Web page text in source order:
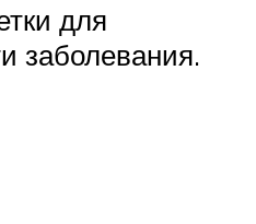
для
заболевания.